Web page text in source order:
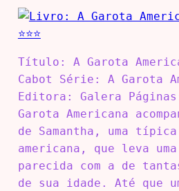
Título: A Garota
Cabot Série: A Garota
Editora: Galera
Garota Americana
de Samantha, uma
americana, que leva
parecida com a de
de sua idade. Até que